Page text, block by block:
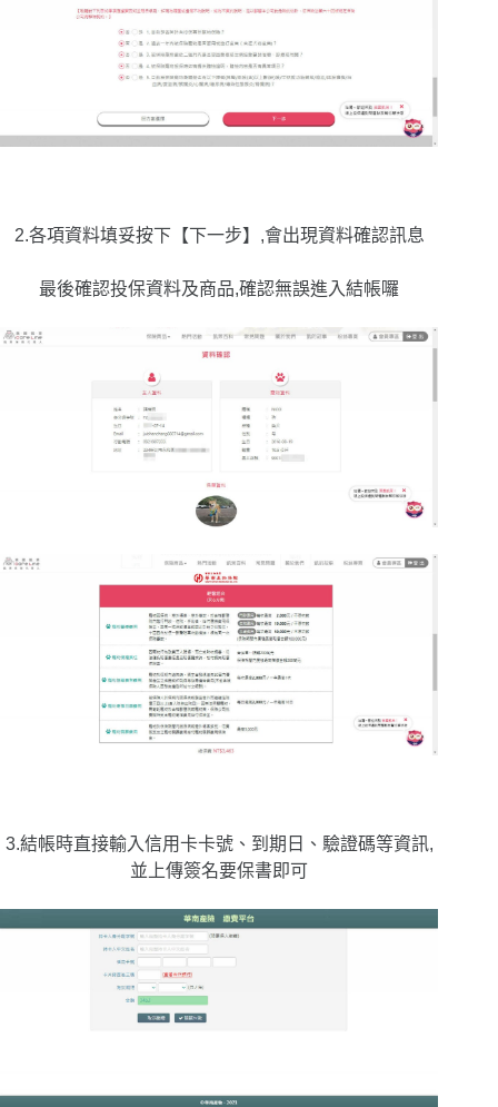
2.各項資料填妥按下【下一步】,會出現資料確認訊息
最後確認投保資料及商品,確認無誤進入結帳囉
3.結帳時直接輸入信用卡卡號、到期日、驗證碼等資訊,
並上傳簽名要保書即可